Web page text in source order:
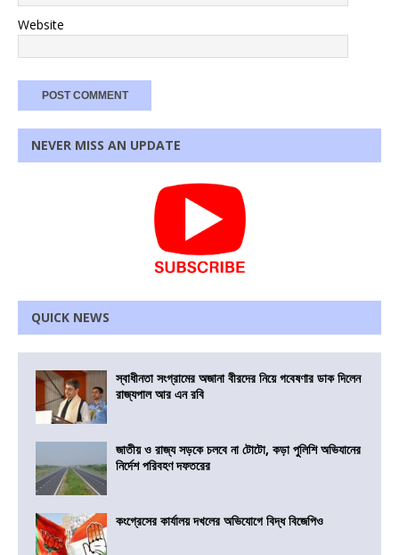
Website
NEVER MISS AN UPDATE
QUICK NEWS
স্বাধীনতা সংগ্রামের অজানা বীরদের নিয়ে গবেষণার ডাক দিলেন
রাজ্যপাল আর এন রবি
জাতীয় ও রাজ্য সড়কে চলবে না টোটো, কড়া পুলিশি অভিযানের
নির্দেশ পরিবহণ দফতরের
কংগ্রেসের কার্যালয় দখলের অভিযোগে বিদ্ধ বিজেপিও